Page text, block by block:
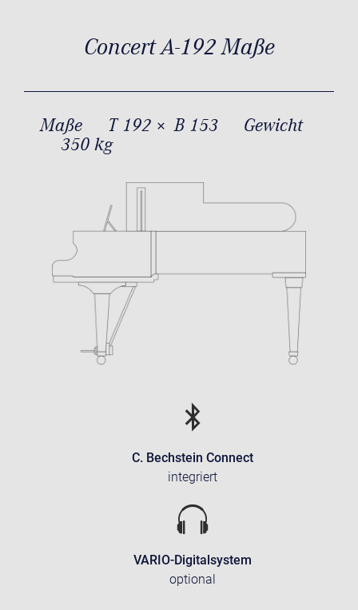
Concert A-192 Maße
Maße T 192 × B 153
Gewicht
350 kg
C. Bechstein Connect
integriert
VARIO-Digitalsystem
optional